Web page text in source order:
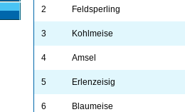
2 Feldsperling
3 Kohlmeise
4 Amsel
5 Erlenzeisig
6 Blaumeise